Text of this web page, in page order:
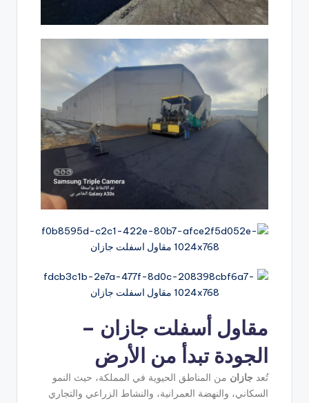
مقاول أسفلت جازان –
الجودة تبدأ من الأرض
تُعد جازان من المناطق الحيوية في المملكة، حيث النمو
السكاني، والنهضة العمرانية، والنشاط الزراعي والتجاري